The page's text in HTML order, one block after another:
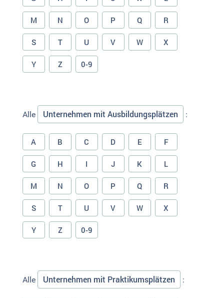
M N O P Q R
S T U V W X
Y Z 0-9
Alle Unternehmen mit Ausbildungsplätzen :
A B C D E F
G H I J K L
M N O P Q R
S T U V W X
Y Z 0-9
Alle Unternehmen mit Praktikumsplätzen :